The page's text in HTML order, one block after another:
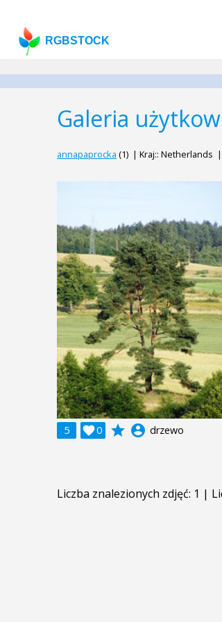
RGBSTOCK
Galeria
annapaprocka (1) | Kraj:: Netherlands |
5 0
 grade account_circle drzewo
Liczba znalezionych zdjęć: 1 |